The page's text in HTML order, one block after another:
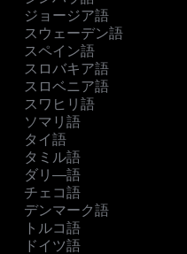
ジョージア語
スウェーデン語
スペイン語
スロバキア語
スロベニア語
スワヒリ語
ソマリ語
タイ語
タミル語
ダリ―語
チェコ語
デンマーク語
トルコ語
ドイツ語